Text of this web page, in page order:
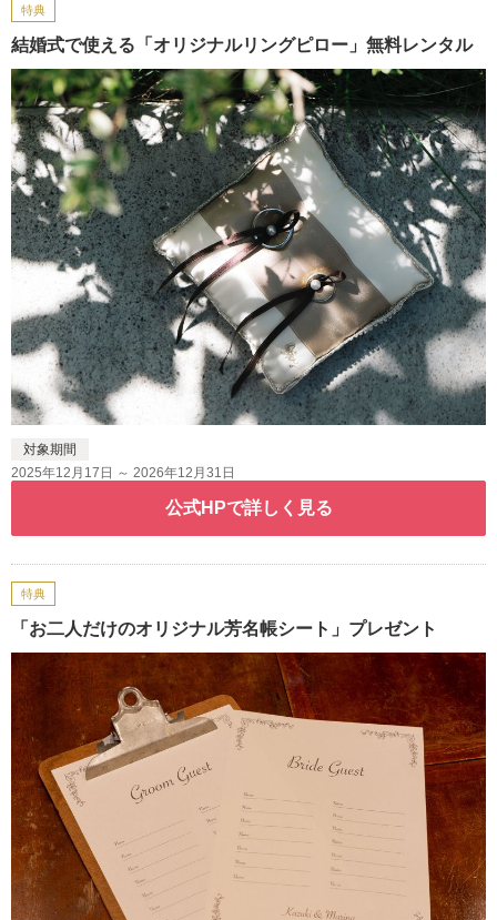
特典
結婚式で使える「オリジナルリングピロー」無料レンタル
対象期間
2025年12月17日 ～ 2026年12月31日
公式HPで詳しく見る
特典
「お二人だけのオリジナル芳名帳シート」プレゼント